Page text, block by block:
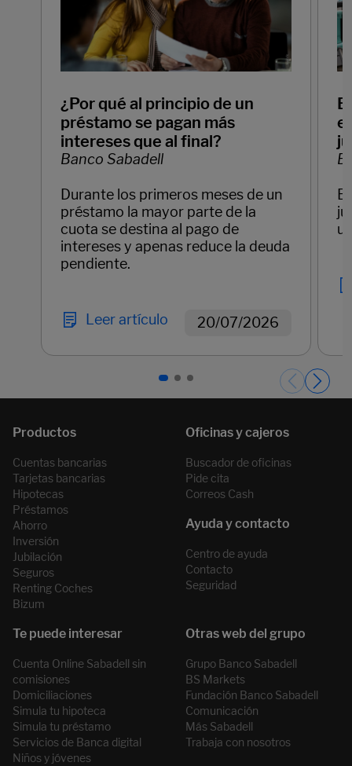
¿Por qué al principio de un
préstamo se pagan más
intereses que al final?
Banco Sabadell
Durante los primeros meses de un
préstamo la mayor parte de la
cuota se destina al pago de
intereses y apenas reduce la deuda
pendiente.
Leer artículo 20/07/2026
Cuentas bancarias
Tarjetas bancarias
Hipotecas
Préstamos
Ahorro
Inversión
Jubilación
Seguros
Renting Coches
Bizum
Buscador de oficinas
Pide cita
Correos Cash
Centro de ayuda
Contacto
Seguridad
Cuenta Online Sabadell sin
comisiones
Domiciliaciones
Simula tu hipoteca
Simula tu préstamo
Servicios de Banca digital
Niños y jóvenes
Grupo Banco Sabadell
BS Markets
Fundación Banco Sabadell
Comunicación
Más Sabadell
Trabaja con nosotros